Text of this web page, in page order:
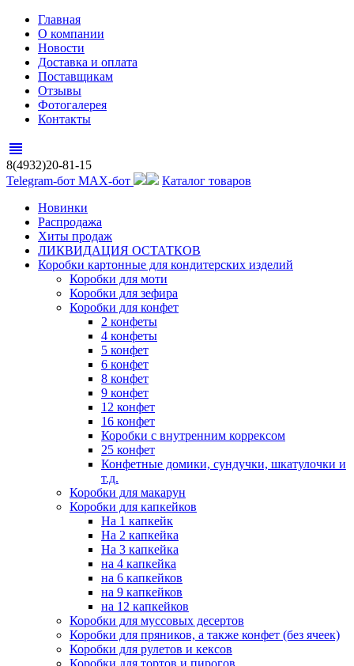
Главная
О компании
Новости
Доставка и оплата
Поставщикам
Отзывы
Фотогалерея
Контакты
view_headline
8(4932)20-81-15
Telegram-бот MAX-бот
Каталог товаров
Новинки
Распродажа
Хиты продаж
ЛИКВИДАЦИЯ ОСТАТКОВ
Коробки картонные для кондитерских изделий
Коробки для моти
Коробки для зефира
Коробки для конфет
2 конфеты
4 конфеты
5 конфет
6 конфет
8 конфет
9 конфет
12 конфет
16 конфет
Коробки с внутренним коррексом
25 конфет
Конфетные домики, сундучки, шкатулочки и
т.д.
Коробки для макарун
Коробки для капкейков
На 1 капкейк
На 2 капкейка
На 3 капкейка
на 4 капкейка
на 6 капкейков
на 9 капкейков
на 12 капкейков
Коробки для муссовых десертов
Коробки для пряников, а также конфет (без ячеек)
Коробки для рулетов и кексов
Коробки для тортов и пирогов